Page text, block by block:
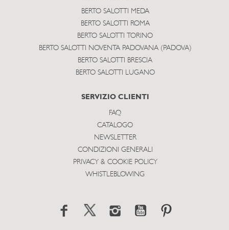
BERTO SALOTTI MEDA
BERTO SALOTTI ROMA
BERTO SALOTTI TORINO
BERTO SALOTTI NOVENTA PADOVANA (PADOVA)
BERTO SALOTTI BRESCIA
BERTO SALOTTI LUGANO
SERVIZIO CLIENTI
FAQ
CATALOGO
NEWSLETTER
CONDIZIONI GENERALI
PRIVACY & COOKIE POLICY
WHISTLEBLOWING